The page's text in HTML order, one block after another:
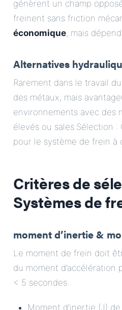
génèrent un champ
freinent sans friction
économique, mais
Alternatives
Rarement dans le travail
des métaux, mais
environnements avec des
élevés ou sales.Sélection
pour le système de frein à
Critères de
Systèmes de
moment d’inertie &
Le moment de frein doit
du moment d’accélération
< 5 secondes.
Moment d’inertie (J) de